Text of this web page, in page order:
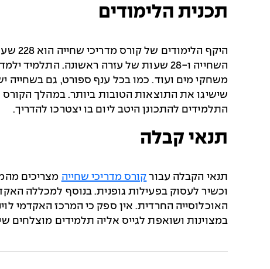
תכנית הלימודים
השחייה ו-28 שעות של עזרה ראשונה.
משחקי מים ועוד. כמו בכל ענף ספורט, גם בשחייה
שישיגו את התוצאות הטובות ביותר. במהלך הקורס
התלמידים להתכונן היטב ליום בו יצטרכו להדריך.
תנאי קבלה
תנאי הקבלה עבור קורס מדריכי שחייה
וכשיר לעסוק בפעילות גופנית. בנוסף למכללה
האוכלוסייה החרדית. אין ספק כי המרכז האקדמי
במצוינות ושואפת לגייס אליה תלמידים מוצלחים